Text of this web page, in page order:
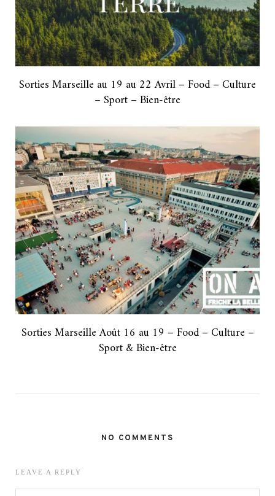
Sorties Marseille au 19 au 22 Avril – Food – Culture
– Sport – Bien-être
Sorties Marseille Août 16 au 19 – Food – Culture –
Sport & Bien-être
NO COMMENTS
LEAVE A REPLY